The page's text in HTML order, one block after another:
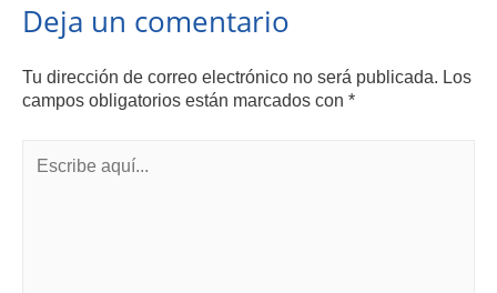
Deja un comentario
Tu dirección de correo electrónico no será publicada. Los
campos obligatorios están marcados con *